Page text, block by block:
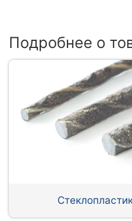
Подробнее о